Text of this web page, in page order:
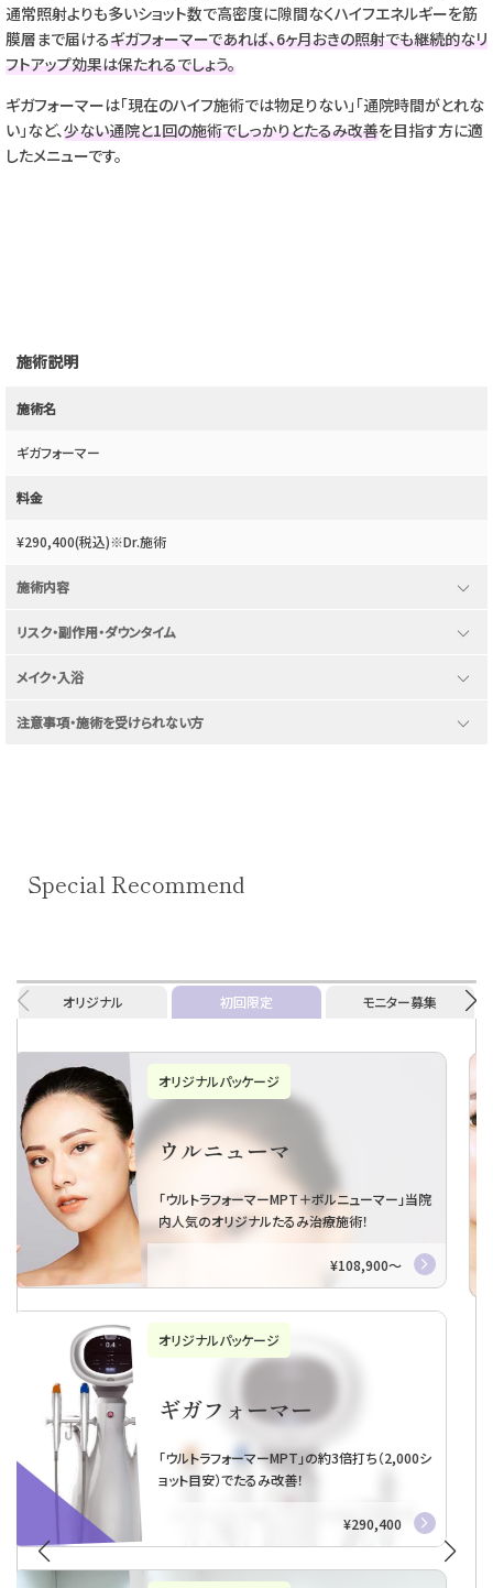
通常照射よりも多いショット数で高密度に隙間なくハイフエネルギーを筋
膜層まで届けるギガフォーマーであれば、6ヶ月おきの照射でも継続的なリ
フトアップ効果は保たれるでしょう。
ギガフォーマーは「現在のハイフ施術では物足りない」「通院時間がとれな
い」など、少ない通院と1回の施術でしっかりとたるみ改善を目指す方に適
したメニューです。
施術説明
施術名
ギガフォーマー
料金
¥290,400(税込)※Dr.施術
施術内容 expand_more
リスク・副作用・ダウンタイム expand_more
メイク・入浴 expand_more
注意事項・施術を受けられない方 expand_more
Special Recommend
オリジナル 初回限定 モニター募集
初回限定プラン
トライアル・リファインリ
お試しヒアルロン酸１本～
初回・モニター様割引あり
パッケージプラン「初回限定プラン」をもっと見る